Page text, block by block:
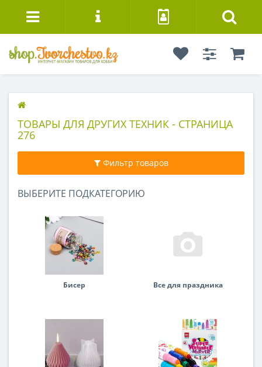
ТОВАРЫ ДЛЯ ДРУГИХ ТЕХНИК - СТРАНИЦА
276
Фильтр товаров
ВЫБЕРИТЕ ПОДКАТЕГОРИЮ
Бисер Все для праздника